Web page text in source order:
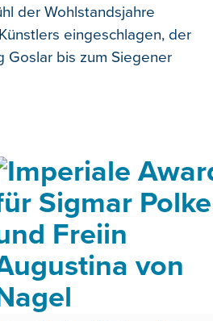
der Wohlstandsjahre
eingeschlagen, der
Goslar bis zum Siegener